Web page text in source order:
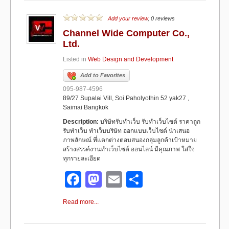
e
b
o
o
k
o
d
o
n
e
Add your review, 0 reviews
Channel Wide Computer Co.,
Ltd.
Listed in Web Design and Development
Add to Favorites
095-987-4596
89/27 Supalai Vill, Soi Paholyothin 52 yak27 ,
Saimai Bangkok
Description: บริษัทรับทำเว็บ รับทำเว็บไซต์ ราคาถูก
รับทำเว็บ ทำเว็บบริษัท ออกแบบเว็บไซต์ นำเสนอ
ภาพลักษณ์ ที่แตกต่างตอบสนองกลุ่มลูกค้าเป้าหมาย
สร้างสรรค์งานทำเว็บไซต์ ออนไลน์ มีคุณภาพ ใส่ใจ
ทุกรายละเอียด
F
a
M
E
Read more...